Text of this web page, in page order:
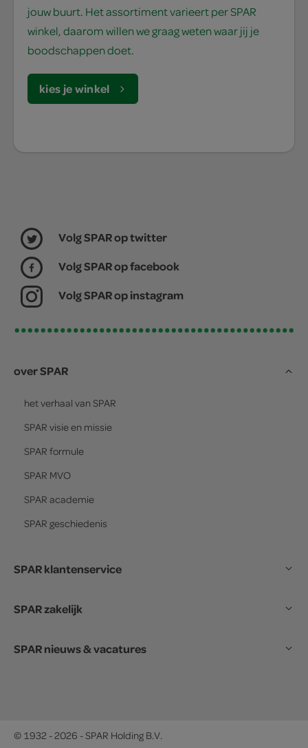
jouw buurt. Het assortiment varieert per SPAR
winkel, daarom willen we graag weten waar jij je
boodschappen doet.
kies je winkel
Volg SPAR op twitter
Volg SPAR op facebook
Volg SPAR op instagram
over SPAR
het verhaal van SPAR
SPAR visie en missie
SPAR formule
SPAR MVO
SPAR academie
SPAR geschiedenis
SPAR klantenservice
SPAR zakelijk
SPAR nieuws & vacatures
© 1932 - 2026 - SPAR Holding B.V.